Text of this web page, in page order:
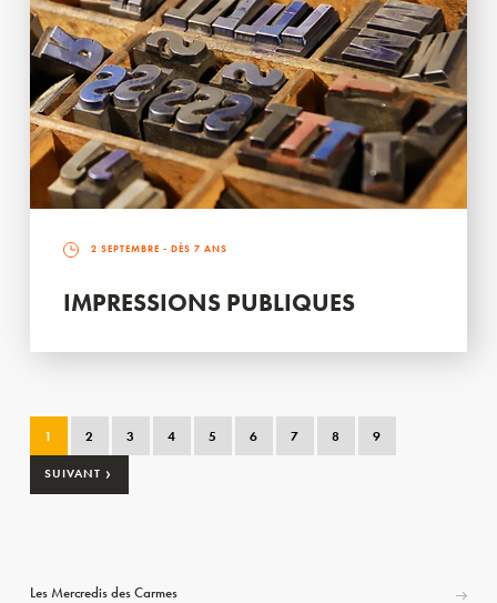
2 SEPTEMBRE - DÈS 7 ANS
IMPRESSIONS PUBLIQUES
1 2 3 4 5 6 7 8 9
SUIVANT ›
Les Mercredis des Carmes